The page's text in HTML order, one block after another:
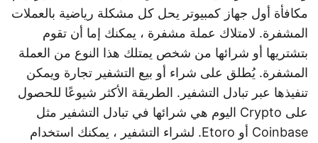
مكافأة أول جهاز كمبيوتر يحل كل مشكلة رياضية بالعملات
المشفرة. لامتلاك عملة مشفرة ، يمكنك إما أن تقوم
بتشتريها أو شرائها من شخص يمتلك هذا النوع من العملة
المشفرة. يُطلق على شراء أو بيع التشفير تجارة ويمكن
تنفيذها عبر تبادل التشفير. الطريقة الأكثر شيوعًا للحصول
على Crypto اليوم هي شرائها في تبادل التشفير مثل
Coinbase أو Etoro. لشراء التشفير ، يمكنك استخدام